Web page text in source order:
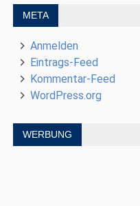
META
Anmelden
Eintrags-Feed
Kommentar-Feed
WordPress.org
WERBUNG